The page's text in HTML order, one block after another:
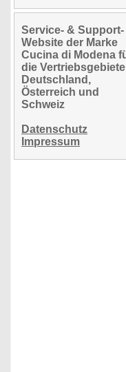
Service- & Support-
Website der Marke
Cucina di Modena
die Vertriebsgebiete
Deutschland,
Österreich und
Schweiz
Datenschutz
Impressum